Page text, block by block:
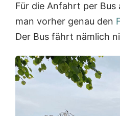
Für die Anfahrt per Bus
man vorher genau den
Der Bus fährt nämlich